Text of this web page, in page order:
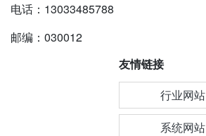
电话：13033485788
邮编：030012
友情链接
行业网站
系统网站